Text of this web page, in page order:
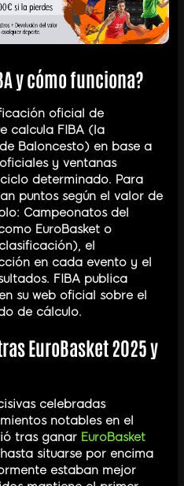
y cómo funciona?
oficial de
calcula FIBA (la
Baloncesto) en base a
y ventanas
determinado. Para
puntos según el valor de
Campeonatos del
EuroBasket o
el
en cada evento y el
FIBA publica
su web oficial sobre el
de cálculo.
EuroBasket 2025 y
celebradas
notables en el
tras ganar EuroBasket
situarse por encima
estaban mejor